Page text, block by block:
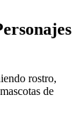
rostro,
de